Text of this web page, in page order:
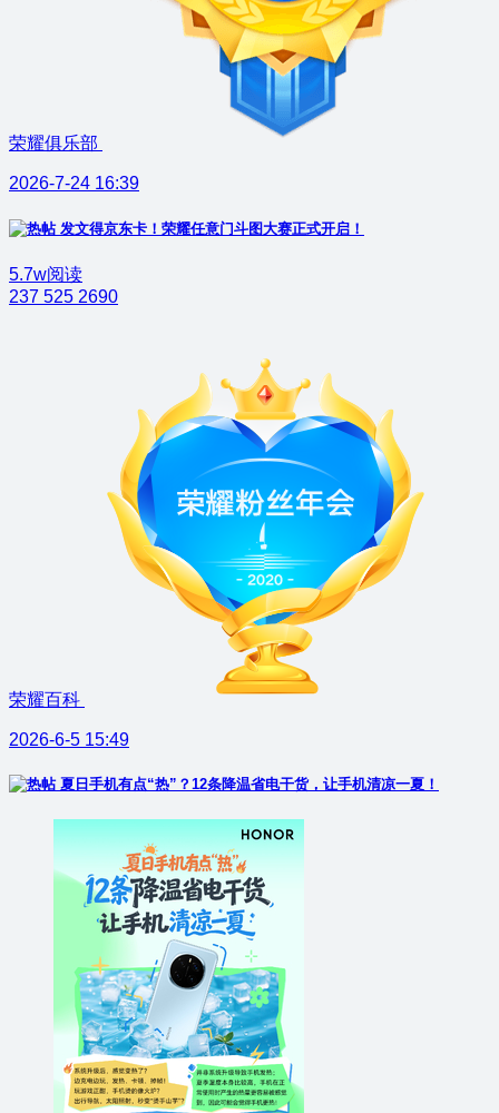
荣耀俱乐部
2026-7-24 16:39
发文得京东卡！荣耀任意门斗图大赛正式开启！
5.7w阅读
237 525 2690
荣耀百科
2026-6-5 15:49
夏日手机有点“热”？12条降温省电干货，让手机清凉一夏！